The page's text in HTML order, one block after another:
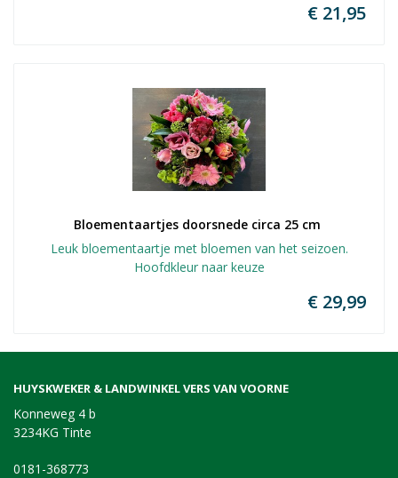
€ 21,95
Bloementaartjes doorsnede circa 25 cm
Leuk bloementaartje met bloemen van het seizoen.
Hoofdkleur naar keuze
€ 29,99
HUYSKWEKER & LANDWINKEL VERS VAN VOORNE
Konneweg 4 b
3234KG Tinte
0181-368773